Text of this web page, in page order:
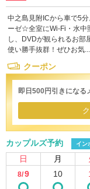
中之島見附ICから車で5
ーゼ☆全室にWi-Fi・水中
し、DVDが観られるお
使い勝手抜群！ぜひお気...
クーポン
即日500円引きになる
カップルズ予約 イン
日 月
8/9 10